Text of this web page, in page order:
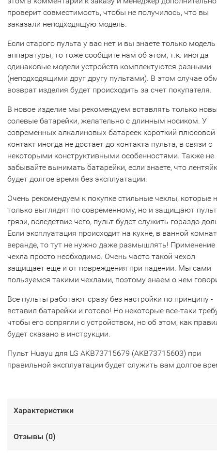
проверит совместимость, чтобы не получилось, что вы
заказали неподходящую модель.
Если старого пульта у вас нет и вы знаете только модель
аппаратуры, то тоже сообщите нам об этом, т.к. иногда
одинаковые модели устройств комплектуются разными
(неподходящими друг другу пультами). В этом случае
возврат изделия будет происходить за счет покупателя.
В новое изделие мы рекомендуем вставлять только
солевые батарейки, желательно с длинным носиком. У
современных алкалиновых батареек короткий плюсовой
контакт иногда не достает до контакта пульта, в связи с
некоторыми конструктивными особенностями. Также не
забывайте вынимать батарейки, если знаете, что
будет долгое время без эксплуатации.
Очень рекомендуем к покупке стильные чехлы, которые
только выглядят по современному, но и защищают
грязи, вследствие чего, пульт будет служить гораздо
Если эксплуатация происходит на кухне, в ванной
веранде, то тут не нужно даже размышлять! Применение
чехла просто необходимо. Очень часто такой чехол
защищает еще и от повреждения при падении. Мы сами
пользуемся такими чехлами, поэтому знаем о чем
Все пульты работают сразу без настройки по принципу -
вставил батарейки и готово! Но некоторые все-таки
чтобы его сопрягли с устройством, но об этом, как
будет сказано в инструкции.
Пульт Huayu для LG AKB73715679 (AKB73715603) при
правильной эксплуатации будет служить вам долгое
Характеристики
Отзывы (0)